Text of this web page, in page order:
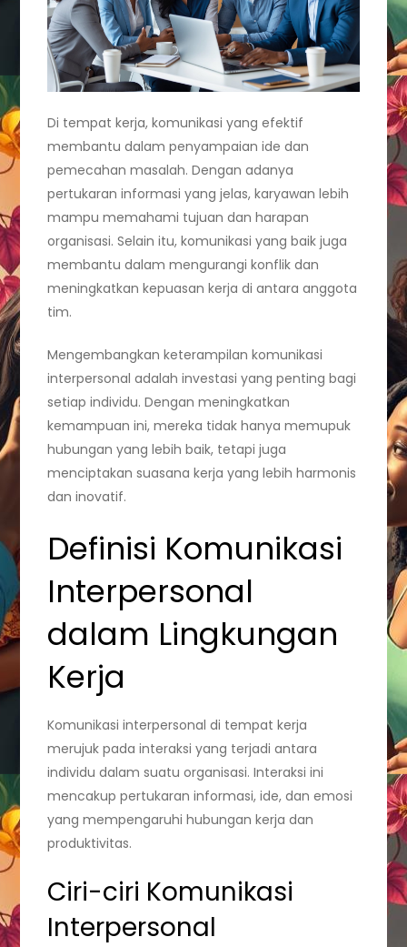
Di tempat kerja, komunikasi yang efektif
membantu dalam penyampaian ide dan
pemecahan masalah. Dengan adanya
pertukaran informasi yang jelas, karyawan lebih
mampu memahami tujuan dan harapan
organisasi. Selain itu, komunikasi yang baik juga
membantu dalam mengurangi konflik dan
meningkatkan kepuasan kerja di antara anggota
tim.
Mengembangkan keterampilan komunikasi
interpersonal adalah investasi yang penting bagi
setiap individu. Dengan meningkatkan
kemampuan ini, mereka tidak hanya memupuk
hubungan yang lebih baik, tetapi juga
menciptakan suasana kerja yang lebih harmonis
dan inovatif.
Definisi Komunikasi
Interpersonal
dalam Lingkungan
Kerja
Komunikasi interpersonal di tempat kerja
merujuk pada interaksi yang terjadi antara
individu dalam suatu organisasi. Interaksi ini
mencakup pertukaran informasi, ide, dan emosi
yang mempengaruhi hubungan kerja dan
produktivitas.
Ciri-ciri Komunikasi
Interpersonal